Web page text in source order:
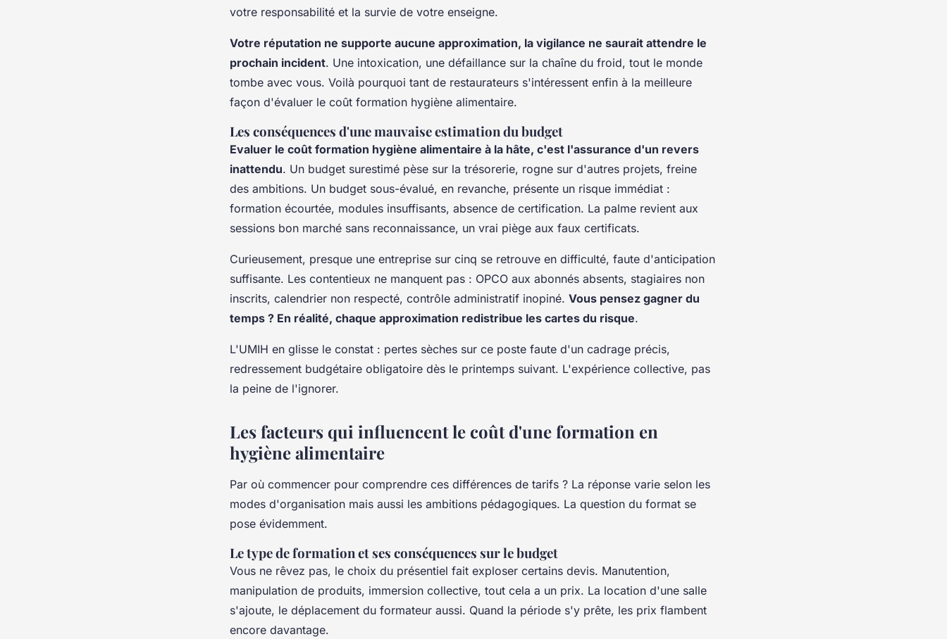
votre responsabilité et la survie de votre enseigne.
Votre réputation ne supporte aucune approximation, la vigilance ne saurait attendre le
prochain incident. Une intoxication, une défaillance sur la chaîne du froid, tout le monde
tombe avec vous. Voilà pourquoi tant de restaurateurs s'intéressent enfin à la meilleure
façon d'évaluer le coût formation hygiène alimentaire.
Les conséquences d'une mauvaise estimation du budget
Evaluer le coût formation hygiène alimentaire à la hâte, c'est l'assurance d'un revers
inattendu. Un budget surestimé pèse sur la trésorerie, rogne sur d'autres projets, freine
des ambitions. Un budget sous-évalué, en revanche, présente un risque immédiat :
formation écourtée, modules insuffisants, absence de certification. La palme revient aux
sessions bon marché sans reconnaissance, un vrai piège aux faux certificats.
Curieusement, presque une entreprise sur cinq se retrouve en difficulté, faute d'anticipation
suffisante. Les contentieux ne manquent pas : OPCO aux abonnés absents, stagiaires non
inscrits, calendrier non respecté, contrôle administratif inopiné. Vous pensez gagner du
temps ? En réalité, chaque approximation redistribue les cartes du risque.
L'UMIH en glisse le constat : pertes sèches sur ce poste faute d'un cadrage précis,
redressement budgétaire obligatoire dès le printemps suivant. L'expérience collective, pas
la peine de l'ignorer.
Les facteurs qui influencent le coût d'une formation en
hygiène alimentaire
Par où commencer pour comprendre ces différences de tarifs ? La réponse varie selon les
modes d'organisation mais aussi les ambitions pédagogiques. La question du format se
pose évidemment.
Le type de formation et ses conséquences sur le budget
Vous ne rêvez pas, le choix du présentiel fait exploser certains devis. Manutention,
manipulation de produits, immersion collective, tout cela a un prix. La location d'une salle
s'ajoute, le déplacement du formateur aussi. Quand la période s'y prête, les prix flambent
encore davantage.